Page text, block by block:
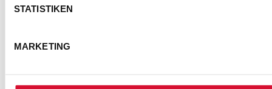
STATISTIKEN
MARKETING